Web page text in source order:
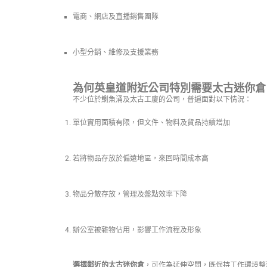
電商、網店及直播銷售團隊
小型分銷、維修及支援業務
為何英皇道附近公司特別需要太古迷你倉
不少位於鰂魚涌及太古工廈的公司，普遍面對以下情況：
單位實用面積有限，但文件、物料及貨品持續增加
若將物品存放於偏遠地區，來回時間成本高
物品分散存放，管理及盤點效率下降
辦公室被雜物佔用，影響工作流程及形象
選擇鄰近的太古迷你倉 ，可作為延伸空間，既保持工作環境